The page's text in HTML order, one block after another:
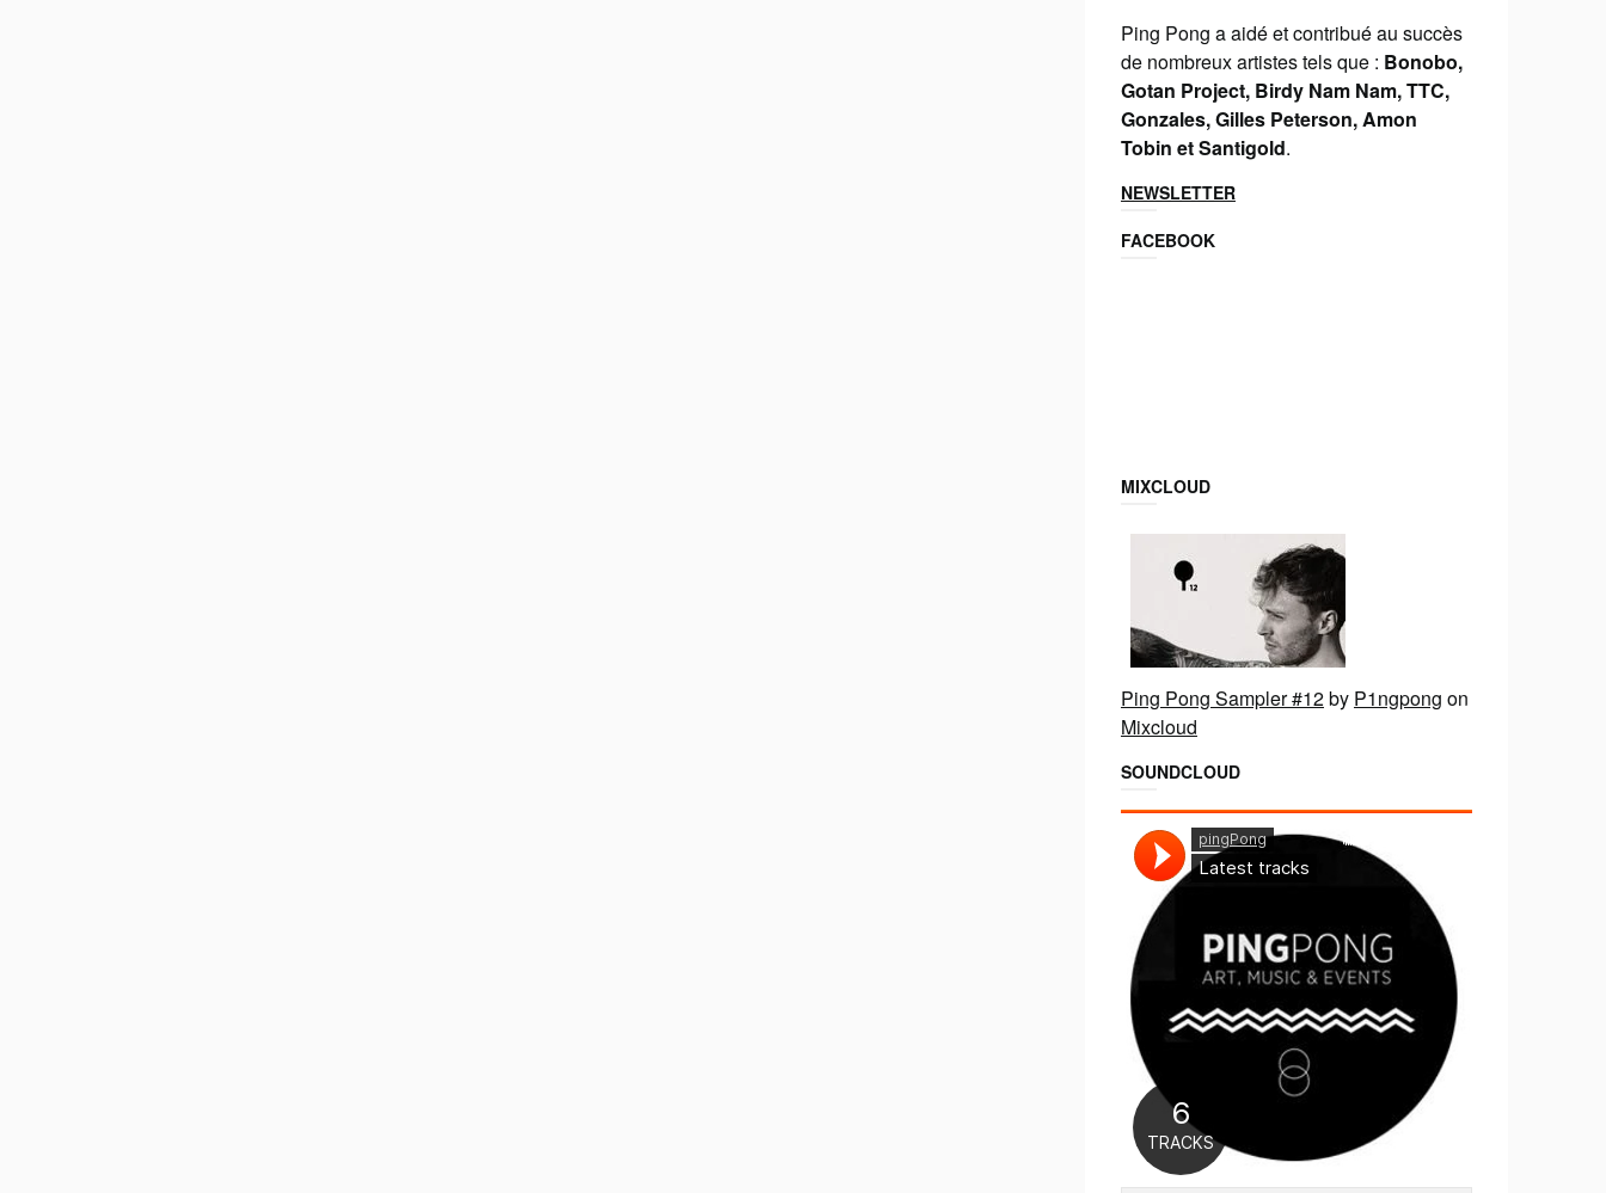
Ping Pong a aidé et contribué au succès
de nombreux artistes tels que : Bonobo,
Gotan Project, Birdy Nam Nam, TTC,
Gonzales, Gilles Peterson, Amon
Tobin et Santigold.
NEWSLETTER
FACEBOOK
MIXCLOUD
Ping Pong Sampler #12by P1ngpong on
Mixcloud
SOUNDCLOUD